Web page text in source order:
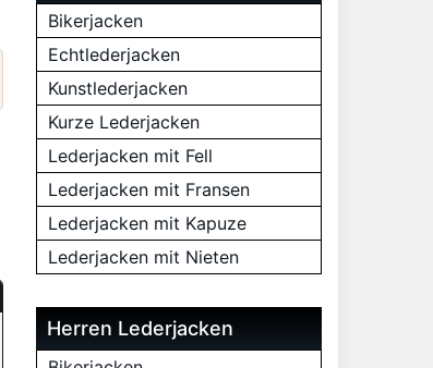
Bikerjacken
Echtlederjacken
Kunstlederjacken
Kurze Lederjacken
Lederjacken mit Fell
Lederjacken mit Fransen
Lederjacken mit Kapuze
Lederjacken mit Nieten
Herren Lederjacken